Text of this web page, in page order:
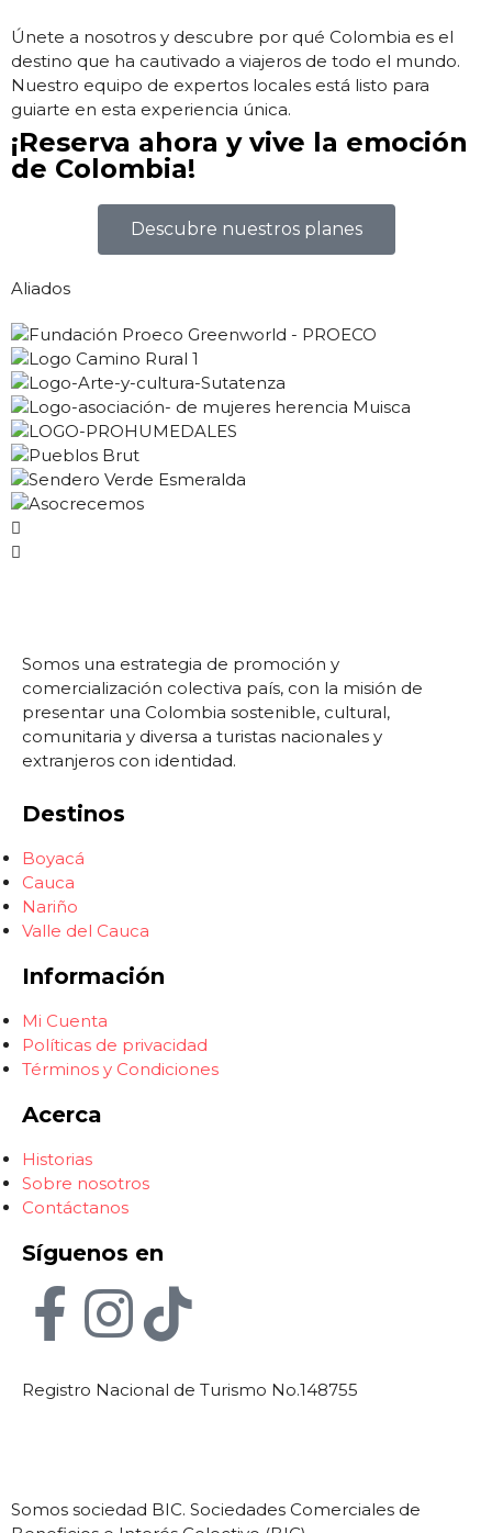
Únete a nosotros y descubre por qué Colombia es el
destino que ha cautivado a viajeros de todo el mundo.
Nuestro equipo de expertos locales está listo para
guiarte en esta experiencia única.
¡Reserva ahora y vive la emoción
de Colombia!
Descubre nuestros planes
Aliados
Somos una estrategia de promoción y
comercialización colectiva país, con la misión de
presentar una Colombia sostenible, cultural,
comunitaria y diversa a turistas nacionales y
extranjeros con identidad.
Destinos
Boyacá
Cauca
Nariño
Valle del Cauca
Información
Mi Cuenta
Políticas de privacidad
Términos y Condiciones
Acerca
Historias
Sobre nosotros
Contáctanos
Síguenos en
Registro Nacional de Turismo No.148755
Somos sociedad BIC. Sociedades Comerciales de